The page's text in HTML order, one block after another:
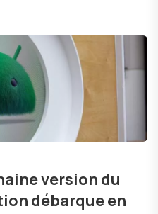
version du
débarque en